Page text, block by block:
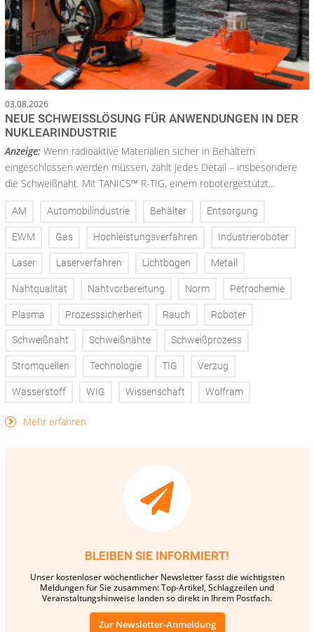
03.08.2026
NEUE SCHWEISSLÖSUNG FÜR ANWENDUNGEN IN DER N
UKLEARINDUSTRIE
Anzeige: Wenn radioaktive Materialien sicher in Behältern
eingeschlossen werden müssen, zählt jedes Detail – insbesondere
die Schweißnaht. Mit TANICS™ R-TIG, einem robotergestützt...
AM Automobilindustrie Behälter Entsorgung
EWM Gas Hochleistungsverfahren Industrieroboter
Laser Laserverfahren Lichtbogen Metall
Nahtqualität Nahtvorbereitung Norm Petrochemie
Plasma Prozesssicherheit Rauch Roboter
Schweißnaht Schweißnähte Schweißprozess
Stromquellen Technologie TIG Verzug
Wasserstoff WIG Wissenschaft Wolfram
Mehr erfahren
BLEIBEN SIE INFORMIERT!
Unser kostenloser wöchentlicher Newsletter fasst die wichtigsten
Meldungen für Sie zusammen: Top-Artikel, Schlagzeilen und
Veranstaltungshinweise landen so direkt in Ihrem Postfach.
Zur Newsletter-Anmeldung